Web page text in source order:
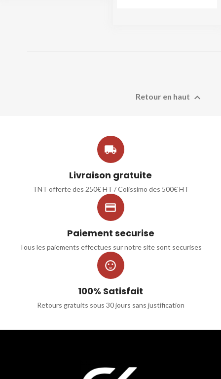
Retour en haut 

Livraison gratuite
TNT offerte des 250€ HT / Colissimo des 500€ HT

Paiement securise
Tous les paiements effectues sur notre site sont securises

100% Satisfait
Retours gratuits sous 30 jours sans justification